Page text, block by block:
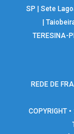
SP
|Sete
TERESINA-PI
REDE DE
COPYRIGHT